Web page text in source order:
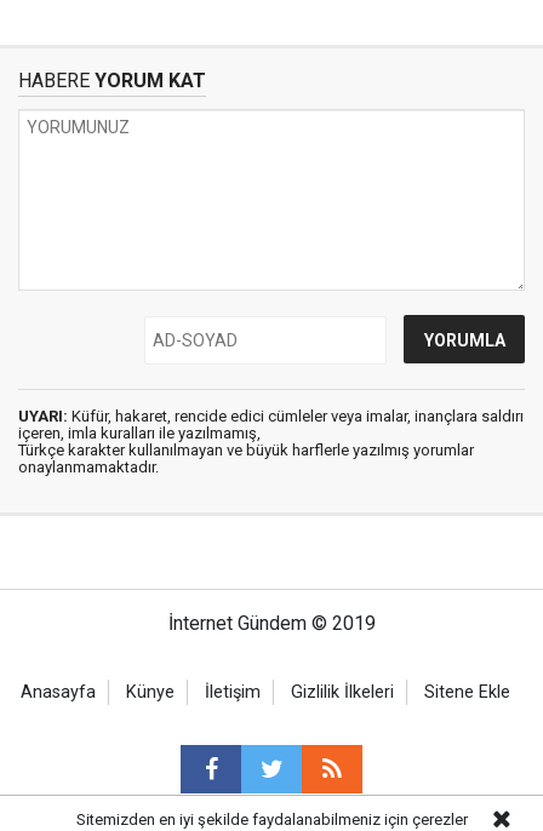
HABERE YORUM KAT
UYARI: Küfür, hakaret, rencide edici cümleler veya imalar, inançlara saldırı
içeren, imla kuralları ile yazılmamış,
Türkçe karakter kullanılmayan ve büyük harflerle yazılmış yorumlar
onaylanmamaktadır.
İnternet Gündem © 2019
Anasayfa Künye İletişim Gizlilik İlkeleri Sitene Ekle
Sitemizden en iyi şekilde faydalanabilmeniz için çerezler